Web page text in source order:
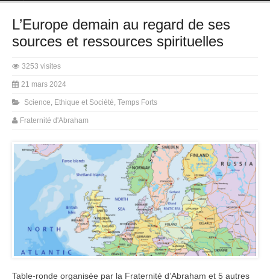
L’Europe demain au regard de ses
sources et ressources spirituelles
3253 visites
21 mars 2024
Science, Ethique et Société, Temps Forts
Fraternité d'Abraham
Table-ronde organisée par la Fraternité d’Abraham et 5 autres